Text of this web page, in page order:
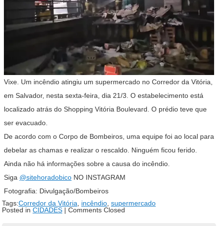
Vixe. Um incêndio atingiu um supermercado no Corredor da Vitória,
em Salvador, nesta sexta-feira, dia 21/3. O estabelecimento está
localizado atrás do Shopping Vitória Boulevard. O prédio teve que
ser evacuado.
De acordo com o Corpo de Bombeiros, uma equipe foi ao local para
debelar as chamas e realizar o rescaldo. Ninguém ficou ferido.
Ainda não há informações sobre a causa do incêndio.
Siga @sitehoradobico NO INSTAGRAM
Fotografia: Divulgação/Bombeiros
Tags:Corredor da Vitória incêndio supermercado
Posted in CIDADES | Comments Closed